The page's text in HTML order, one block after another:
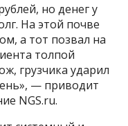
но денег у
На этой почве
а тот позвал на
толпой
грузчика ударил
— приводит
NGS.ru.